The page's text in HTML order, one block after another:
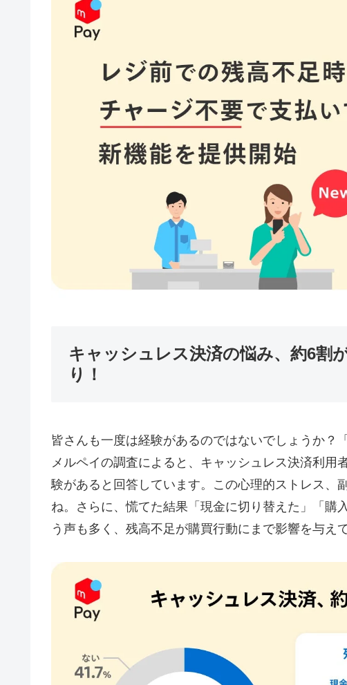
キャッシュレス決済の悩み、約6割
り！
皆さんも一度は経験があるのではないでしょうか？
メルペイの調査によると、キャッシュレス決済利用
験があると回答しています。この心理的ストレス、
ね。さらに、慌てた結果「現金に切り替えた」「購
う声も多く、残高不足が購買行動にまで影響を与え